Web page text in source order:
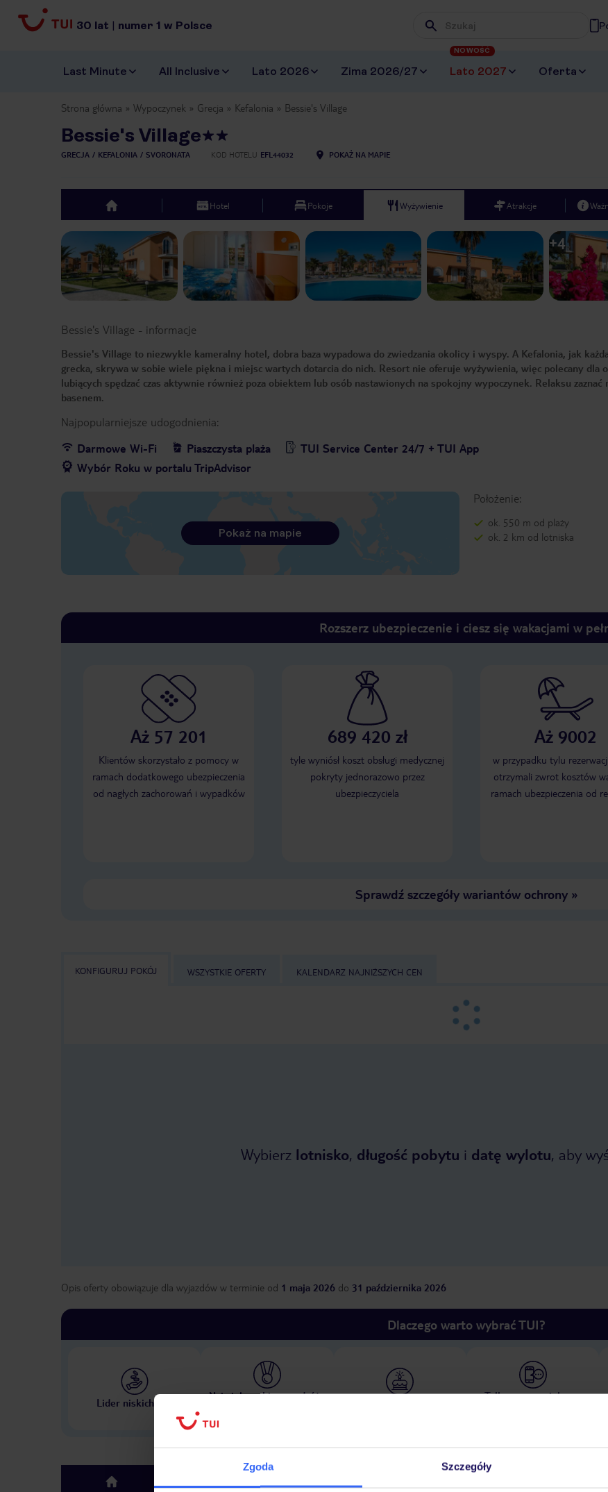
Zgoda Szczegóły
30 lat | numer 1 w Polsce Wpisz frazę, której szukasz
Last Minute All Inclusive Lato 2026 Zima 2026/27 Lato 2027
NOWOŚĆ
Oferta
Strona główna Wypoczynek Grecja Kefalonia Bessie's Village
Bessie's Village
GRECJA KEFALONIA SVORONATA KOD HOTELU EFL44032 POKAŻ NA MAPIE
top Hotel Pokoje Wyżywienie Atrakcje
Previous slide +4
Bessie's Village - informacje
Bessie's Village to niezwykle kameralny hotel, dobra baza wypadowa do zwiedzania okolicy i wyspy. A Kefalonia, jak
grecka, skrywa w sobie wiele piękna i miejsc wartych dotarcia do nich. Resort nie oferuje wyżywienia, więc polecany dla
lubiących spędzać czas aktywnie również poza obiektem lub osób nastawionych na spokojny wypoczynek. Relaksu zaznać
basenem.
Najpopularniejsze udogodnienia:
Darmowe Wi-Fi
Piaszczysta plaża
TUI Service Center 24/7 + TUI App
Wybór Roku w portalu TripAdvisor
Położenie:
ok. 550 m od plaży
ok. 2 km od lotniska
Pokaż na mapie
Rozszerz ubezpieczenie i ciesz się wakacjami w
Aż 57 201
Klientów skorzystało z pomocy w
ramach dodatkowego ubezpieczenia
od nagłych zachorowań i wypadków
689 420 zł
tyle wyniósł koszt obsługi medycznej
pokryty jednorazowo przez
ubezpieczyciela
Aż 9002
w przypadku tylu
otrzymali zwrot kosztów
ramach ubezpieczenia od
Sprawdź szczegóły wariantów ochrony»
KONFIGURUJ POKÓJ WSZYSTKIE OFERTY KALENDARZ NAJNIŻSZYCH CEN
Wybierz lotnisko, długość pobytu i datę wylotu, aby
Opis oferty obowiązuje dla wyjazdów w terminie od 1 maja 2026 do 31 października 2026
Dlaczego warto wybrać TUI?
Lider niskich cen
Największe biuro podróży
Tylko u nas opieka na
top